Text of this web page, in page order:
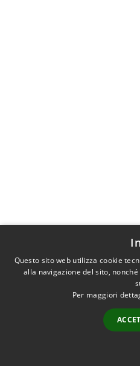
Questo sito web utilizza cookie
alla navigazione del sito,
Per maggiori